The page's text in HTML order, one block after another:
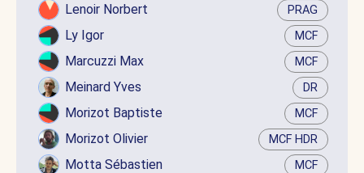
Lenoir Norbert PRAG
Ly Igor MCF
Marcuzzi Max MCF
Meinard Yves DR
Morizot Baptiste MCF
Morizot Olivier MCF HDR
Motta Sébastien MCF